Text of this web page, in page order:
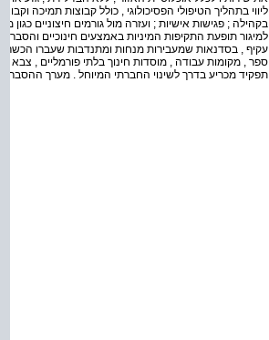
ליווי בתהליך הטיפולי הפסיכולוגי , כולל קבוצות תמיכה
בקהילה ; פגישות אישיות ; ועזרה מול גורמים חיצוניים כגון
למיגור תופעת התקיפות המיניות באמצעים חינוכיים
עקיף , בסדנאות שמעבירות מנחות ומתנדבות שעברו הכשרה
ספר , מקומות עבודה , מוסדות חינוך בלתי פורמליים ,
תפקיד מכריע בדרך לשינוי החברתי המיוחל . מערך ההסברה